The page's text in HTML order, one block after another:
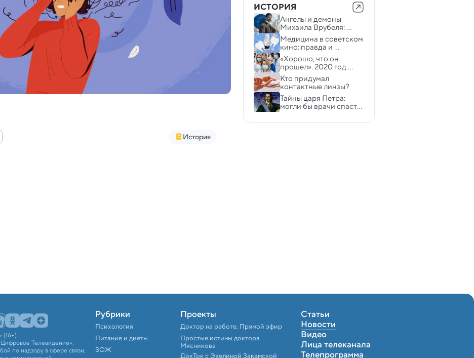
История
ИСТОРИЯ
Ангелы и демоны
Михаила Врубеля:
почему великий
художник был так
несчастен?
Медицина в советском
кино: правда и
вымысел
«Хорошо, что он
прошел». 2020 год
глазами врачей
Кто придумал
контактные линзы?
Тайны царя Петра:
могли бы врачи спасти
его сегодня?
(16+)
Телевидение».
по надзору в сфере связи,
Рубрики
Психология
Питание и диеты
ЗОЖ
Проекты
Доктор на работе. Прямой эфир
Простые истины доктора
Мясникова
ДокТок с Эвелиной Закамской
Статьи
Новости
Видео
Лица телеканала
Телепрограмма